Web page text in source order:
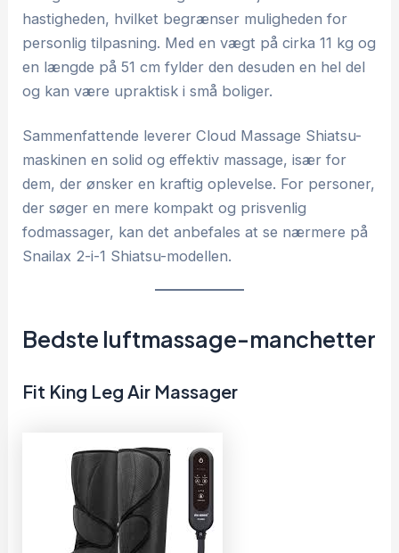
hastigheden, hvilket begrænser muligheden for
personlig tilpasning. Med en vægt på cirka 11 kg og
en længde på 51 cm fylder den desuden en hel del
og kan være upraktisk i små boliger.
Sammenfattende leverer Cloud Massage Shiatsu-
maskinen en solid og effektiv massage, især for
dem, der ønsker en kraftig oplevelse. For personer,
der søger en mere kompakt og prisvenlig
fodmassager, kan det anbefales at se nærmere på
Snailax 2-i-1 Shiatsu-modellen.
Bedste luftmassage-manchetter
Fit King Leg Air Massager